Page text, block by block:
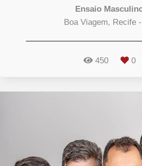
Ensaio
Boa Viagem, Recife
450 0